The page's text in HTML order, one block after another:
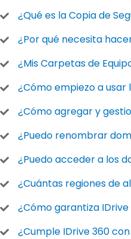
¿Qué es la Copia de
¿Por qué necesita
¿Mis Carpetas de
¿Cómo empiezo a usar
¿Cómo agregar y
¿Puedo renombrar
¿Puedo acceder a los
¿Cuántas regiones de
¿Cómo garantiza
¿Cumple IDrive 360